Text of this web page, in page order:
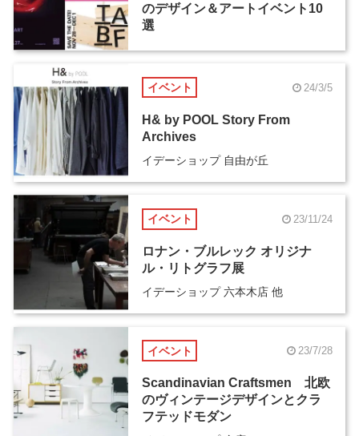
のデザイン＆アートイベント10
選
イベント 24/3/5
H& by POOL Story From
Archives
イデーショップ 自由が丘
イベント 23/11/24
ロナン・ブルレック オリジナ
ル・リトグラフ展
イデーショップ 六本木店 他
イベント 23/7/28
Scandinavian Craftsmen 北欧
のヴィンテージデザインとクラ
フテッドモダン